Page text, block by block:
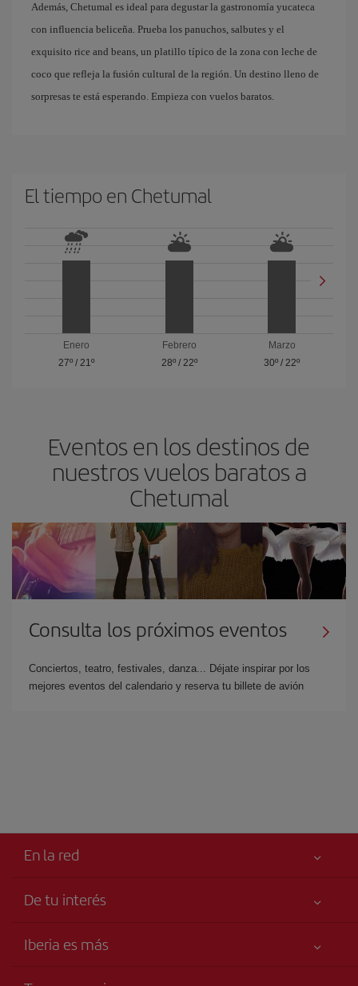
Además, Chetumal es ideal para degustar la gastronomía yucateca
con influencia beliceña. Prueba los panuchos, salbutes y el
exquisito rice and beans, un platillo típico de la zona con leche de
coco que refleja la fusión cultural de la región. Un destino lleno de
sorpresas te está esperando. Empieza con vuelos baratos.
El tiempo en Chetumal
Enero
27º/ 21º
Febrero
28º/ 22º
Marzo
30º /22º
Eventos en los destinos de
nuestros vuelos baratos a
Chetumal
Consulta los próximos eventos
Conciertos, teatro, festivales, danza... Déjate inspirar por los
mejores eventos del calendario y reserva tu billete de avión
En la red
De tu interés
Tu seguridad es lo primero
Iberia es más